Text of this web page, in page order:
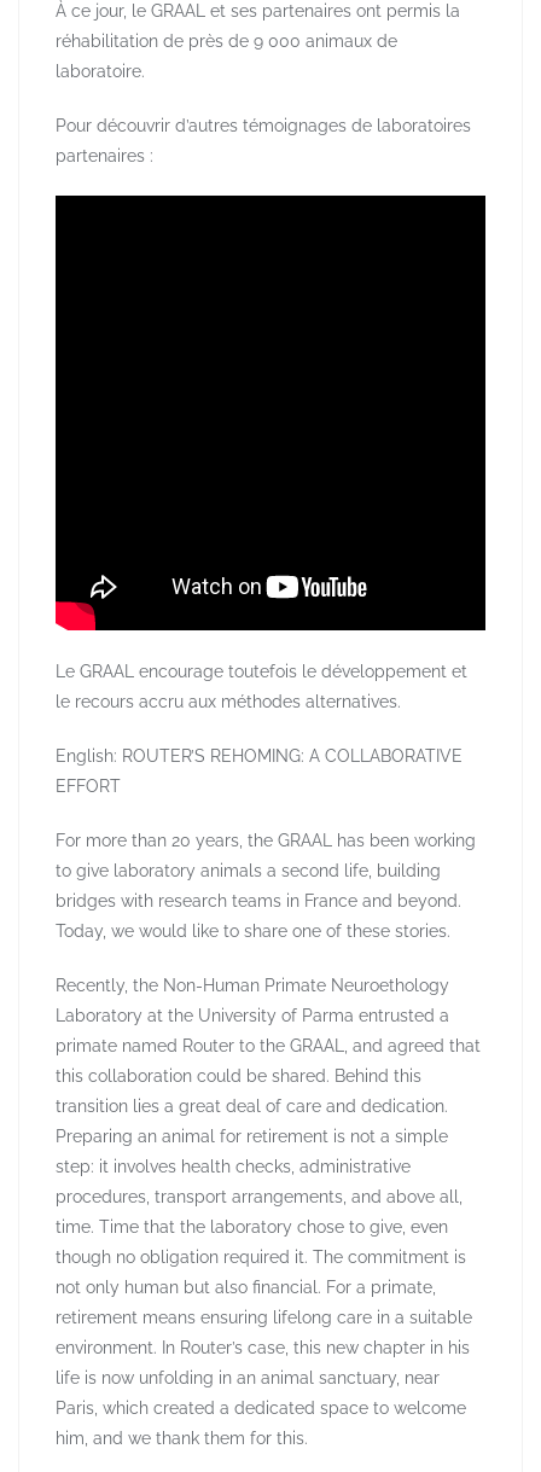
À ce jour, le GRAAL et ses partenaires ont permis la
réhabilitation de près de 9 000 animaux de
laboratoire.
Pour découvrir d’autres témoignages de laboratoires
partenaires :
Le GRAAL encourage toutefois le développement et
le recours accru aux méthodes alternatives.
English: ROUTER’S REHOMING: A COLLABORATIVE
EFFORT
For more than 20 years, the GRAAL has been working
to give laboratory animals a second life, building
bridges with research teams in France and beyond.
Today, we would like to share one of these stories.
Recently, the Non-Human Primate Neuroethology
Laboratory at the University of Parma entrusted a
primate named Router to the GRAAL, and agreed that
this collaboration could be shared. Behind this
transition lies a great deal of care and dedication.
Preparing an animal for retirement is not a simple
step: it involves health checks, administrative
procedures, transport arrangements, and above all,
time. Time that the laboratory chose to give, even
though no obligation required it. The commitment is
not only human but also financial. For a primate,
retirement means ensuring lifelong care in a suitable
environment. In Router’s case, this new chapter in his
life is now unfolding in an animal sanctuary, near
Paris, which created a dedicated space to welcome
him, and we thank them for this.